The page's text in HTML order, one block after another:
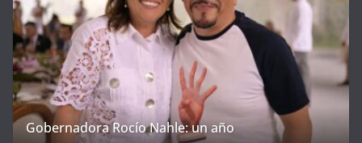
Gobernadora Rocío Nahle: un año